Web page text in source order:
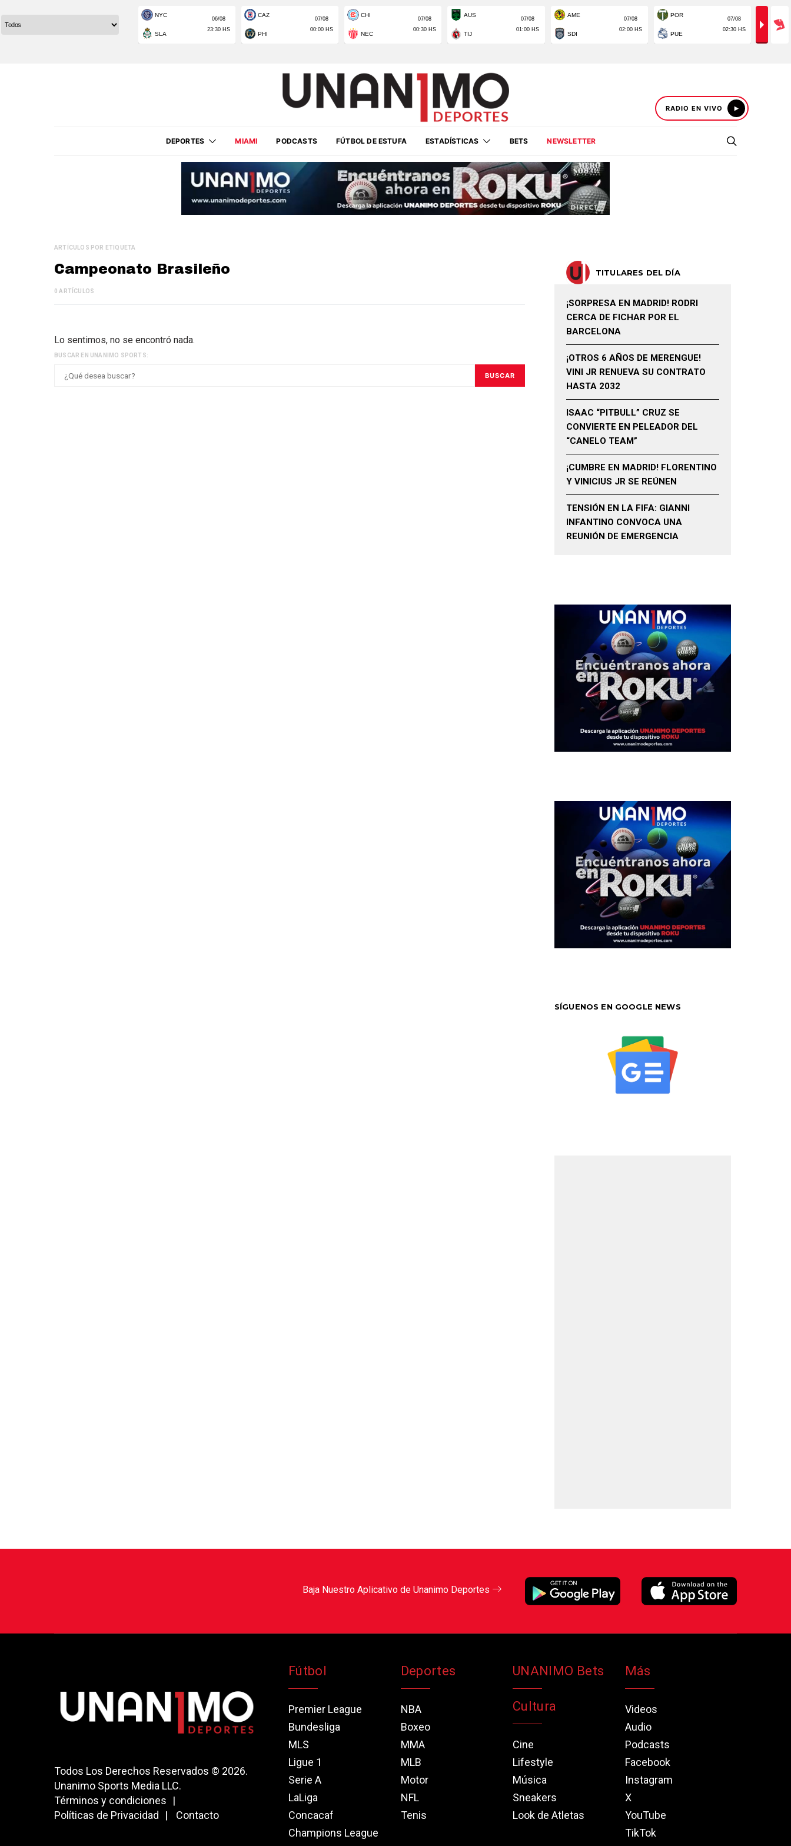
RADIO EN VIVO
DEPORTES MIAMI PODCASTS FÚTBOL DE ESTUFA ESTADÍSTICAS BETS NEWSLETTER
ARTÍCULOS POR ETIQUETA
Campeonato Brasileño
0 ARTÍCULOS
Lo sentimos, no se encontró nada.
BUSCAR EN UNANIMO SPORTS:
BUSCAR
TITULARES DEL DÍA
¡SORPRESA EN MADRID! RODRI
CERCA DE FICHAR POR EL
BARCELONA
¡OTROS 6 AÑOS DE MERENGUE!
VINI JR RENUEVA SU CONTRATO
HASTA 2032
ISAAC “PITBULL” CRUZ SE
CONVIERTE EN PELEADOR DEL
“CANELO TEAM”
¡CUMBRE EN MADRID! FLORENTINO
Y VINICIUS JR SE REÚNEN
TENSIÓN EN LA FIFA: GIANNI
INFANTINO CONVOCA UNA
REUNIÓN DE EMERGENCIA
SÍGUENOS EN GOOGLE NEWS
Baja Nuestro Aplicativo de Unanimo Deportes
Todos Los Derechos Reservados © 2026.
Unanimo Sports Media LLC.
Términos y condiciones
Políticas de Privacidad
Contacto
Fútbol
Premier League
Bundesliga
MLS
Ligue 1
Serie A
LaLiga
Concacaf
Champions League
Deportes
NBA
Boxeo
MMA
MLB
Motor
NFL
Tenis
UNANIMO Bets
Cultura
Cine
Lifestyle
Música
Sneakers
Look de Atletas
Más
Videos
Audio
Podcasts
Facebook
Instagram
X
YouTube
TikTok